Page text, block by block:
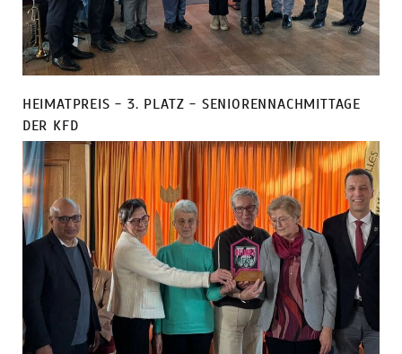
HEIMATPREIS - 3. PLATZ - SENIORENNACHMITTAGE
DER KFD